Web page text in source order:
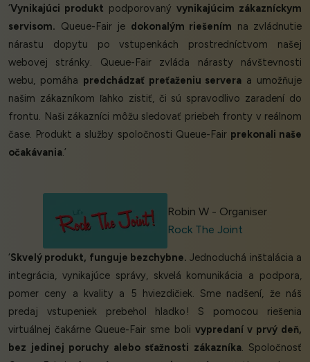
‘Vynikajúci produkt podporovaný vynikajúcim zákazníckym
servisom. Queue-Fair je dokonalým riešením na zvládnutie
nárastu dopytu po vstupenkách prostredníctvom našej
webovej stránky. Queue-Fair zvláda nárasty návštevnosti
webu, pomáha predchádzať preťaženiu servera a umožňuje
našim zákazníkom ľahko zistiť, či sú spravodlivo zaradení do
frontu. Naši zákazníci môžu sledovať priebeh fronty v reálnom
čase. Produkt a služby spoločnosti Queue-Fair prekonali naše
očakávania.’
Robin W - Organiser
Rock The Joint
‘Skvelý produkt, funguje bezchybne. Jednoduchá inštalácia a
integrácia, vynikajúce správy, skvelá komunikácia a podpora,
pomer ceny a kvality a 5 hviezdičiek. Sme nadšení, že náš
predaj vstupeniek prebehol hladko! S pomocou riešenia
virtuálnej čakárne Queue-Fair sme boli vypredaní v prvý deň,
bez jedinej poruchy alebo sťažnosti zákazníka. Spoločnosť